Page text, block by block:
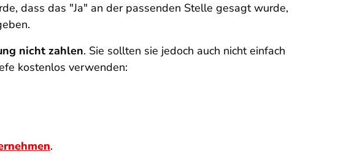
dass das "Ja" an der passenden Stelle gesagt wurde,
nicht zahlen. Sie sollten sie jedoch auch nicht einfach
kostenlos verwenden:
.